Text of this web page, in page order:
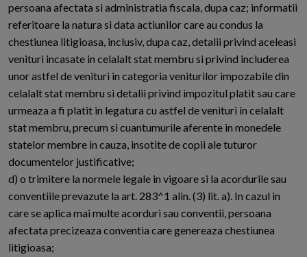
persoana afectata si administratia fiscala, dupa caz; informatii
referitoare la natura si data actiunilor care au condus la
chestiunea litigioasa, inclusiv, dupa caz, detalii privind aceleasi
venituri incasate in celalalt stat membru si privind includerea
unor astfel de venituri in categoria veniturilor impozabile din
celalalt stat membru si detalii privind impozitul platit sau care
urmeaza a fi platit in legatura cu astfel de venituri in celalalt
stat membru, precum si cuantumurile aferente in monedele
statelor membre in cauza, insotite de copii ale tuturor
documentelor justificative;
d) o trimitere la normele legale in vigoare si la acordurile sau
conventiile prevazute la art. 283^1 alin. (3) lit. a). In cazul in
care se aplica mai multe acorduri sau conventii, persoana
afectata precizeaza conventia care genereaza chestiunea
litigioasa;